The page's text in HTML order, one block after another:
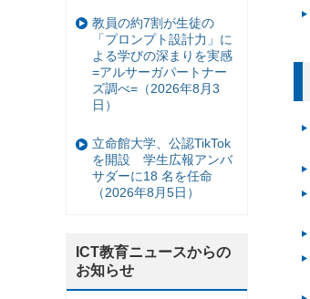
教員の約7割が生徒の
「プロンプト設計力」に
よる学びの深まりを実感
=アルサーガパートナー
ズ調べ=（2026年8月3
日）
立命館大学、公認TikTok
を開設 学生広報アンバ
サダーに18 名を任命
（2026年8月5日）
ICT教育ニュースからの
お知らせ